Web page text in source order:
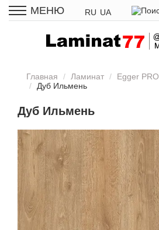
МЕНЮ RU UA
Главная Ламинат Egger PRO
Дуб Ильмень
Дуб Ильмень